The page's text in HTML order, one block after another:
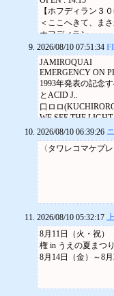
ANTARES LIVE
ANTARES
ミニライブ
アリオ八尾店
詳細
2026/09/04 18:30
MONKEY MAJIK
MONKEY MAJIK(
特典会
名古屋パルコ店
【タワーレコード
をご確認ください!
ミニライブ&特典会
2026/08/30 (日) 14:00
HMV&BOOKS
近藤玲奈
特典会
2026/10/03 (土) 13:00
HMV&BOOKS
雛形あきこ
特典会
2026/10/17 (土) 13:00
HMV&BOOKS
加藤心
特典会
2026/11/01 (日) 12:00
5000/01/01 (水) 00:00
HMV&BOOKS
本人確認受付のご
特典会
5000/01/01 (水) 00:00
HMVエソラ池袋
023年にそれぞれ完
ワレ」的な気持ち
過去10年のレンタ
2017/08/31：ドラマ
2017/10/15：ドラマ
2017/10/22：ドラマ
2019/01/27：ドラ
2019/11/04：ドラ
2020/05/06：ドラマ
2023/08/13：ドラ
2023/09/10：ドラマ
2023/09/30：ドラ
2024/01/31：ドラ
ていたのが、2024
レンタルの床面積
いたのですが、こ
とはいえ、下北沢
る店舗があります。
中古盤屋フラッシ
ル・パートが旅立
にきたとメンバー
ラッシュの復活ツ
に止まり、飛び立
ゲディー・リーは
鳥が部屋にきたと
った」 【詳細ペー
（2026/08/10 10:46掲
【ホフディラン３
＜ここへきて、ま
ホフディラン
08/23
日
OPEN : 17:00
one and one and one
スカート / 崎⼭蒼志
RECOMMEND
08/19
水
OPEN : 18:00
うゆさきな出発進
うゆさきな
『余る程に楽園』
清春
RECOMMEND
08/22
土
2026/08/10 07:51:34
JAMIROQUAI
EMERGENCY ON
1993年発表の記念
とACID J..
口ロロ
WE SEE THE LIGHT
★予約受付中。この
ご注文の..
田中ヤコブ
2018年のアルバム
で、後にバ..
OASIS
LIVE PHOTO
ボディはStanley
2026/08/10 06:39:26
〈タワレコマケプ
2026/08/10 05:32:17
8月11日（火・祝）
権 in うえの夏まつ
8月14日（金）～8